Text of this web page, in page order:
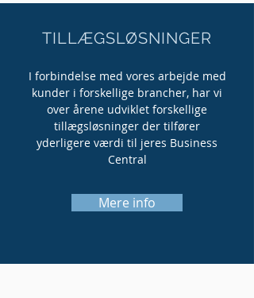
TILLÆGSLØSNINGER
I forbindelse med vores arbejde med
kunder i forskellige brancher, har vi
over årene udviklet forskellige
tillægsløsninger der tilfører
yderligere værdi til jeres Business
Central
Mere info